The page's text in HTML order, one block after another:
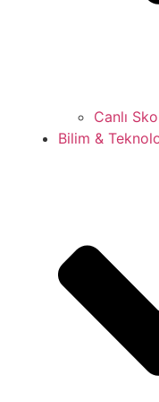
Canlı
Bilim &